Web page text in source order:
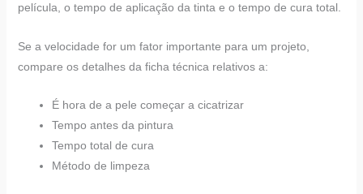
película, o tempo de aplicação da tinta e o tempo de cura total.
Se a velocidade for um fator importante para um projeto,
compare os detalhes da ficha técnica relativos a:
É hora de a pele começar a cicatrizar
Tempo antes da pintura
Tempo total de cura
Método de limpeza